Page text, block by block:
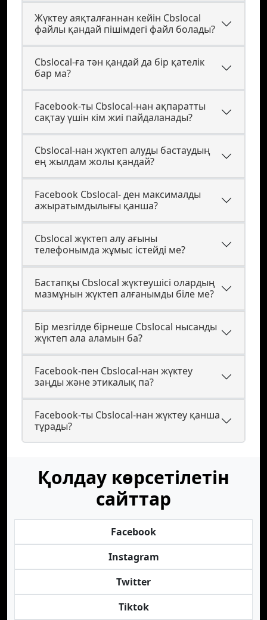
Жүктеу аяқталғаннан кейін Cbslocal
файлы қандай пішімдегі файл болады?
Cbslocal-ға тән қандай да бір қателік
бар ма?
Facebook-ты Cbslocal-нан ақпаратты
сақтау үшін кім жиі пайдаланады?
Cbslocal-нан жүктеп алуды бастаудың
ең жылдам жолы қандай?
Facebook Cbslocal- ден максималды
ажыратымдылығы қанша?
Cbslocal жүктеп алу ағыны
телефонымда жұмыс істейді ме?
Бастапқы Cbslocal жүктеушісі олардың
мазмұнын жүктеп алғанымды біле ме?
Бір мезгілде бірнеше Cbslocal нысанды
жүктеп ала аламын ба?
Facebook-пен Cbslocal-нан жүктеу
заңды және этикалық па?
Facebook-ты Cbslocal-нан жүктеу қанша
тұрады?
Қолдау көрсетілетін
сайттар
Facebook
Instagram
Twitter
Tiktok